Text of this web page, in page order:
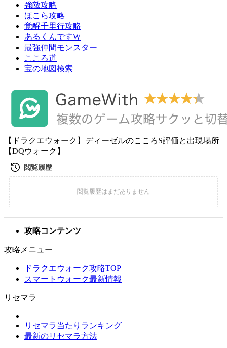
強敵攻略
ほこら攻略
覚醒千里行攻略
あるくんですW
最強仲間モンスター
こころ道
宝の地図検索
【ドラクエウォーク】ディーゼルのこころS評価と出現場所
【DQウォーク】
攻略コンテンツ
攻略メニュー
ドラクエウォーク攻略TOP
スマートウォーク最新情報
リセマラ
リセマラ当たりランキング
最新のリセマラ方法